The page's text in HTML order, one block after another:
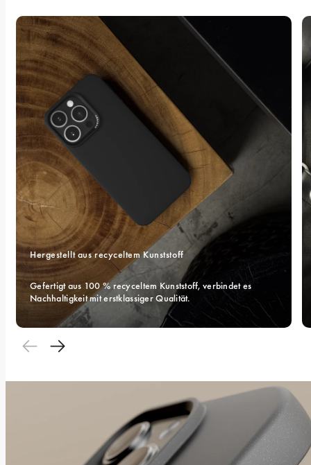
Hergestellt aus recyceltem Kunststoff
Gefertigt aus 100 % recyceltem Kunststoff, verbindet es
Nachhaltigkeit mit erstklassiger Qualität.